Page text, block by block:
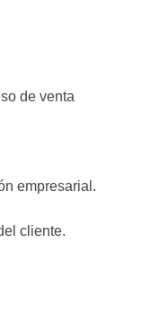
de venta
empresarial.
cliente.